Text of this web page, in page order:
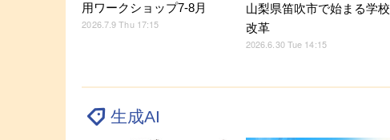
用ワークショップ7-8月
2026.7.9 Thu 17:15
山梨県笛吹市で始まる学校
改革
2026.6.30 Tue 14:15
生成AI